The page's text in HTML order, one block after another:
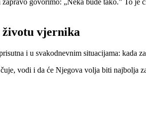
govorimo: „Neka bude tako.” To
životu vjernika
i u svakodnevnim situacijama:
vodi i da će Njegova volja biti najbolja